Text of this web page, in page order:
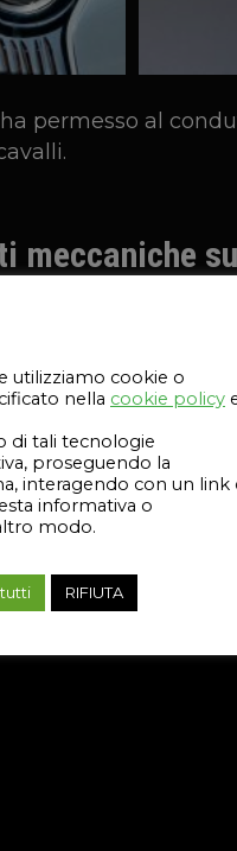
ha permesso al
meccaniche
utilizziamo cookie o
nella cookie policy
di tali tecnologie
proseguendo la
interagendo con un link
informativa o
modo.
RIFIUTA